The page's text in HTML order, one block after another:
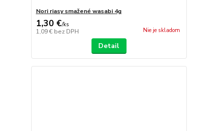
Nori riasy smažené wasabi 4g
1,30 €/ks
1,09 € bez DPH Nie je skladom
Detail